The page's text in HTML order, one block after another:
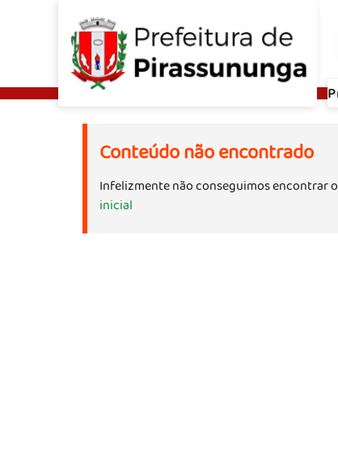
Conteúdo não encontrado
Infelizmente não conseguimos encontrar
inicial